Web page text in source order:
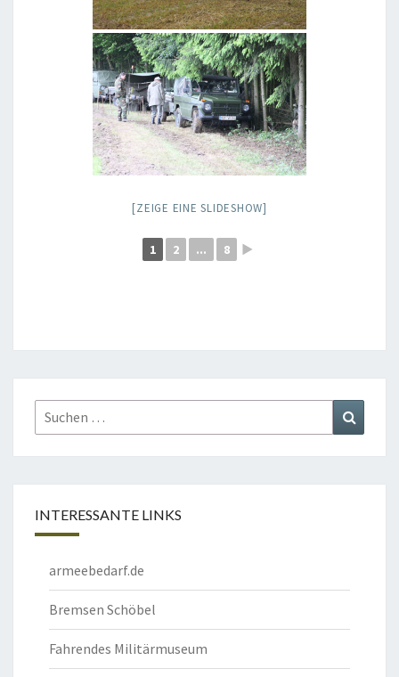
[ZEIGE EINE SLIDESHOW]
1 2 ... 8 ►
Suchen
nach:
INTERESSANTE LINKS
armeebedarf.de
Bremsen Schöbel
Fahrendes Militärmuseum